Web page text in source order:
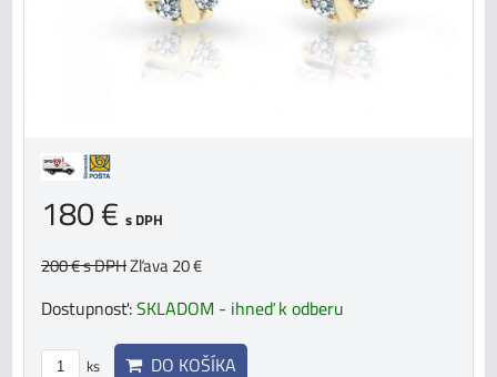
180 € s DPH
200 €s DPHZľava 20 €
Dostupnosť:SKLADOM - ihneď k odberu
ks DO KOŠÍKA